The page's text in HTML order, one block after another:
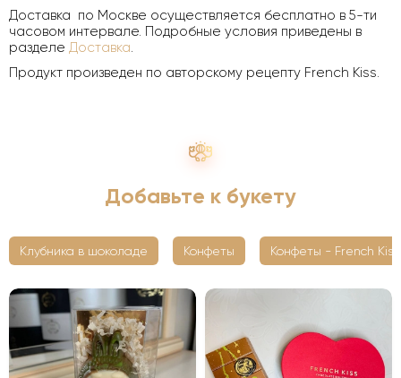
Доставка по Москве осуществляется бесплатно в 5-ти
часовом интервале. Подробные условия приведены в
разделе Доставка.
Продукт произведен по авторскому рецепту French Kiss.
Добавьте к букету
Клубника в шоколаде Конфеты Конфеты - French Kiss